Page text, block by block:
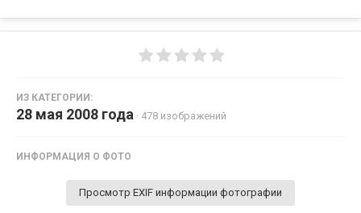
ИЗ КАТЕГОРИИ:
28 мая 2008 года · 478 изображений
ИНФОРМАЦИЯ О ФОТО
Просмотр EXIF информации фотографии